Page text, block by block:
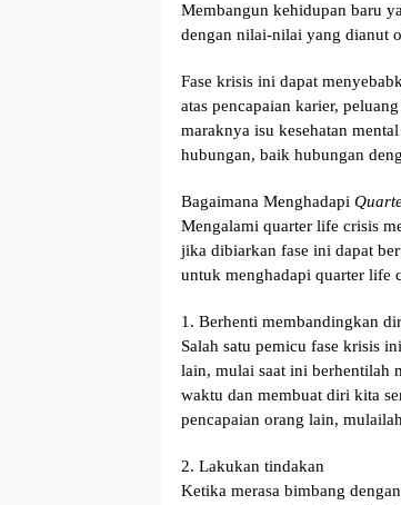
Membangun kehidupan baru
dengan nilai-nilai yang dianut
Fase krisis ini dapat
atas pencapaian karier,
maraknya isu kesehatan
hubungan, baik hubungan
Bagaimana Menghadapi
Mengalami quarter life crisis
jika dibiarkan fase ini dapat
untuk menghadapi quarter life
1. Berhenti membandingkan
Salah satu pemicu fase krisis
lain, mulai saat ini berhentilah
waktu dan membuat diri kita
pencapaian orang lain,
2. Lakukan tindakan
Ketika merasa bimbang